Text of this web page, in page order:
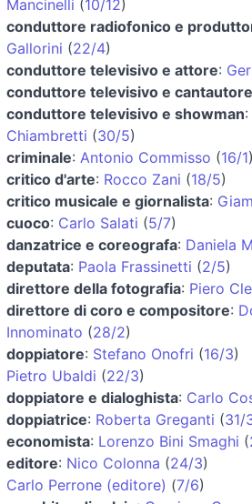
Mancinelli (10/12)
conduttore radiofonico e
Gallorini (22/4)
conduttore televisivo e attore:
conduttore televisivo e cantautore
conduttore televisivo e showman:
Chiambretti (30/5)
criminale: Antonio Commisso (16/1)
critico d'arte: Rocco Zani (18/5)
critico musicale e giornalista:
cuoco: Carlo Salati (5/7)
danzatrice e coreografa: Daniela
deputata: Paola Frassinetti (2/5)
direttore della fotografia: Piero
direttore di coro e compositore:
Innominato (28/2)
doppiatore: Stefano Onofri (16/3)
Pietro Ubaldi (22/3)
doppiatore e dialoghista: Carlo
doppiatrice: Roberta Greganti (31/
economista: Lorenzo Bini Smaghi (
editore: Nico Colonna (24/3)
Carlo Perrone (editore) (7/6)